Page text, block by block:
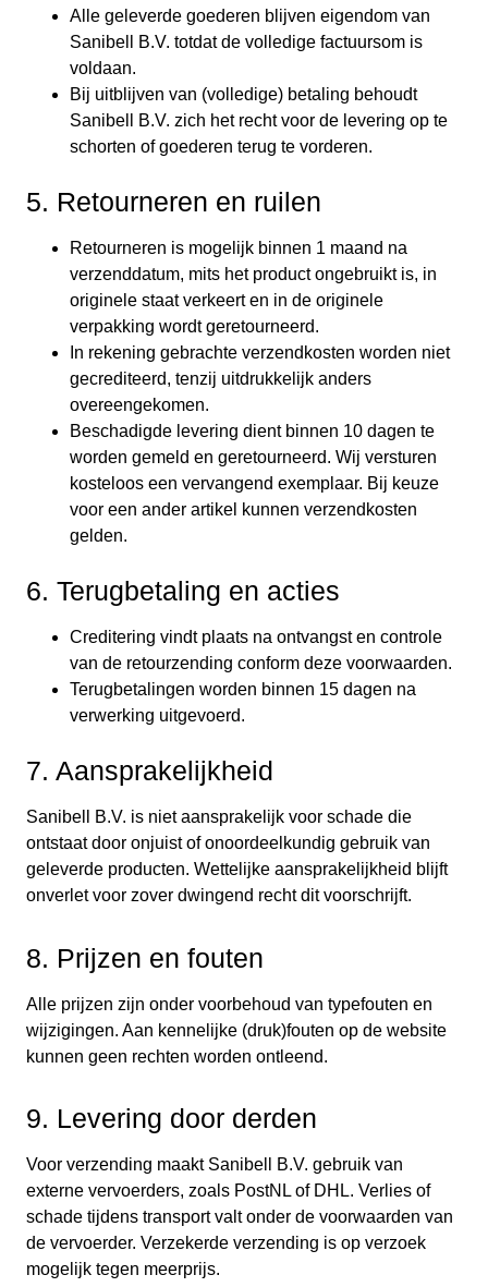
Alle geleverde goederen blijven eigendom van
Sanibell B.V. totdat de volledige factuursom is
voldaan.
Bij uitblijven van (volledige) betaling behoudt
Sanibell B.V. zich het recht voor de levering op te
schorten of goederen terug te vorderen.
5. Retourneren en ruilen
Retourneren is mogelijk binnen 1 maand na
verzenddatum, mits het product ongebruikt is, in
originele staat verkeert en in de originele
verpakking wordt geretourneerd.
In rekening gebrachte verzendkosten worden niet
gecrediteerd, tenzij uitdrukkelijk anders
overeengekomen.
Beschadigde levering dient binnen 10 dagen te
worden gemeld en geretourneerd. Wij versturen
kosteloos een vervangend exemplaar. Bij keuze
voor een ander artikel kunnen verzendkosten
gelden.
6. Terugbetaling en acties
Creditering vindt plaats na ontvangst en controle
van de retourzending conform deze voorwaarden.
Terugbetalingen worden binnen 15 dagen na
verwerking uitgevoerd.
7. Aansprakelijkheid
Sanibell B.V. is niet aansprakelijk voor schade die
ontstaat door onjuist of onoordeelkundig gebruik van
geleverde producten. Wettelijke aansprakelijkheid blijft
onverlet voor zover dwingend recht dit voorschrijft.
8. Prijzen en fouten
Alle prijzen zijn onder voorbehoud van typefouten en
wijzigingen. Aan kennelijke (druk)fouten op de website
kunnen geen rechten worden ontleend.
9. Levering door derden
Voor verzending maakt Sanibell B.V. gebruik van
externe vervoerders, zoals PostNL of DHL. Verlies of
schade tijdens transport valt onder de voorwaarden van
de vervoerder. Verzekerde verzending is op verzoek
mogelijk tegen meerprijs.